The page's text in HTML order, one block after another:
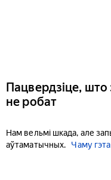
Пацвердзіце, што
не робат
Нам вельмі шкада, але
аўтаматычных.
Чаму